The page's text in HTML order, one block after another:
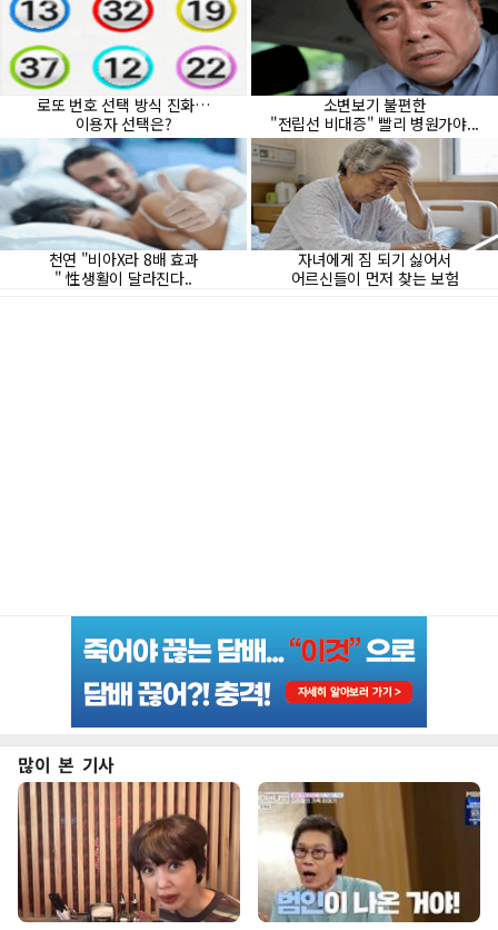
많이 본 기사